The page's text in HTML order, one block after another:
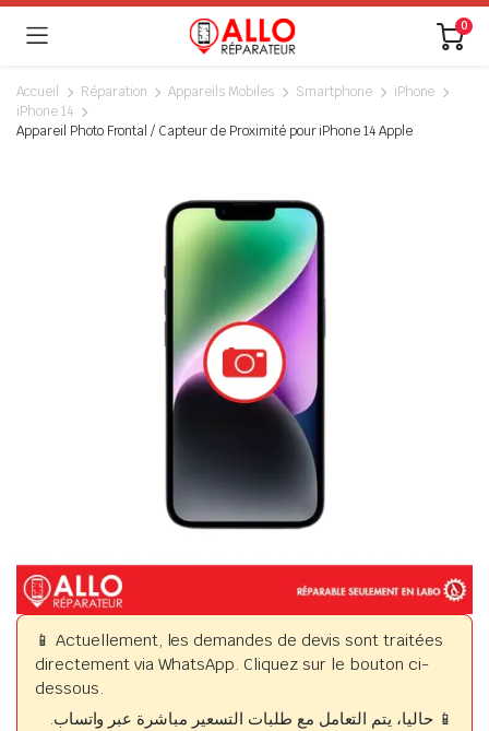
0
Accueil Réparation Appareils Mobiles Smartphone
iPhone
iPhone 14
Appareil Photo Frontal / Capteur de Proximité pour iPhone 14 Apple
📱 Actuellement, les demandes de devis sont traitées
directement via WhatsApp. Cliquez sur le bouton ci-
dessous.
📱 حاليا، يتم التعامل مع طلبات التسعير مباشرة عبر واتساب.